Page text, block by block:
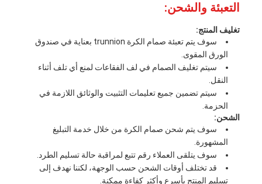
التعبئة والشحن:
تغليف المنتج:
سوف يتم تعبئة صمام الكرة trunnion بعناية في صندوق
الورق المقوى.
سيتم تغليف الصمام في لف الفقاعات لمنع أي تلف أثناء
النقل.
سيتم تضمين جميع تعليمات التثبيت والوثائق اللازمة في
الحزمة.
الشحن:
سوف يتم شحن صمام الكرة من خلال خدمة التبليغ
المشهورة.
سوف يتلقى العملاء رقم تتبع لمراقبة حالة تسليم الطرد.
قد تختلف أوقات الشحن حسب الوجهة، لكننا نهدف إلى
تسليم المنتج بأسرع وأكثر كفاءة ممكنة.